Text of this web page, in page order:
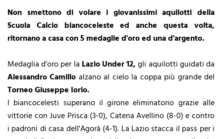
Non smettono di volare i giovanissimi aquilotti della
Scuola Calcio biancoceleste ed anche questa volta,
ritornano a casa con 5 medaglie d'oro ed una d'argento.
Medaglia d’oro per la Lazio Under 12,gli aquilotti guidati da
Alessandro Camillo alzano al cielo la coppa più grande del
Torneo Giuseppe Iorio.
I biancocelesti superano il girone eliminatorio grazie alle
vittorie con Juve Prisca (3-0), Catena Avellino (8-0) e contro
i padroni di casa dell'Agorà (4-1). La Lazio stacca il pass per i